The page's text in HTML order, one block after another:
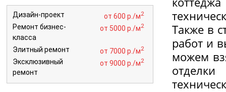
Также в
работ и
можем
Дизайн-проект от 600 р./м2
Ремонт бизнес-
класса
от 5000 р./м2
Элитный ремонт от 7000 р./м2
Эксклюзивный
ремонт
от 9000 р./м2